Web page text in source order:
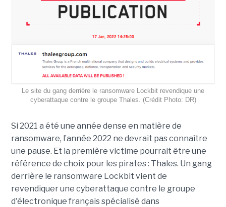
Le site du gang derrière le ransomware Lockbit revendique une
cyberattaque contre le groupe Thales. (Crédit Photo: DR)
Si 2021 a été une année dense en matière de
ransomware, l’année 2022 ne devrait pas connaître
une pause. Et la première victime pourrait être une
référence de choix pour les pirates : Thales. Un gang
derrière le ransomware Lockbit vient de
revendiquer une cyberattaque contre le groupe
d'électronique français spécialisé dans